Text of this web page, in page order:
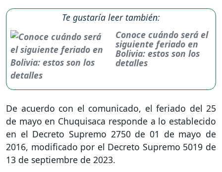
Te gustaría leer también:
Conoce cuándo será el
siguiente feriado en
Bolivia: estos son los
detalles
De acuerdo con el comunicado, el feriado del 25
de mayo en Chuquisaca responde a lo establecido
en el Decreto Supremo 2750 de 01 de mayo de
2016, modificado por el Decreto Supremo 5019 de
13 de septiembre de 2023.